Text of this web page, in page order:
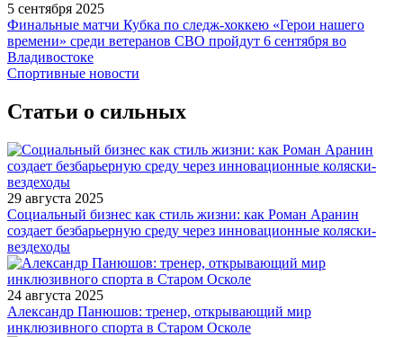
5 сентября 2025
Финальные матчи Кубка по следж-хоккею «Герои нашего
времени» среди ветеранов СВО пройдут 6 сентября во
Владивостоке
Спортивные новости
Статьи о сильных
29 августа 2025
Социальный бизнес как стиль жизни: как Роман Аранин
создает безбарьерную среду через инновационные коляски-
вездеходы
24 августа 2025
Александр Панюшов: тренер, открывающий мир
инклюзивного спорта в Старом Осколе